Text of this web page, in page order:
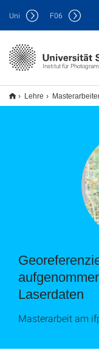
Institut für
Uni F06
Lehre
Laserdaten
Masterarbeit am